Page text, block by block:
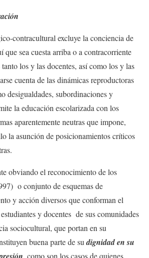
contracultural excluye la conciencia de
que sea cuesta arriba o a contracorriente
los y las docentes, así como los y las
cuenta de las dinámicas reproductoras
desigualdades, subordinaciones y
la educación escolarizada con los
aparentemente neutras que impone,
la asunción de posicionamientos críticos
obviando el reconocimiento de los
o conjunto de esquemas de
y acción diversos que conforman el
y docentes de sus comunidades
sociocultural, que portan en su
buena parte de sudignidad en su